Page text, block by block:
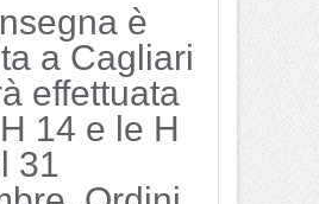
è
a Cagliari
effettuata
14 e le H
31